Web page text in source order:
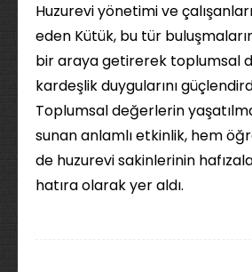
Huzurevi yönetimi ve
eden Kütük, bu tür
bir araya getirerek toplumsal
kardeşlik duygularını
Toplumsal değerlerin
sunan anlamlı etkinlik, hem
de huzurevi sakinlerinin
hatıra olarak yer aldı.